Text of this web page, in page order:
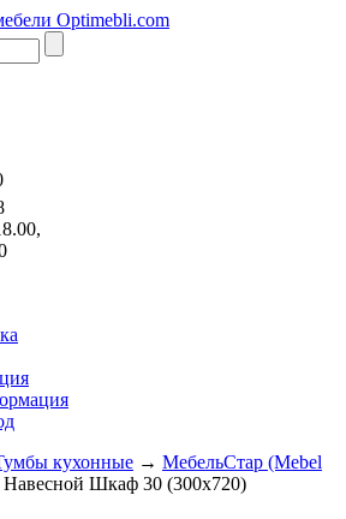
кухонные → МебельСтар (Mebel
Шкаф 30 (300x720)